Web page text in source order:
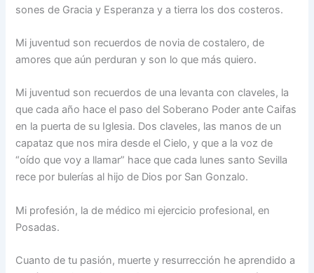
sones de Gracia y Esperanza y a tierra los dos costeros.
Mi juventud son recuerdos de novia de costalero, de
amores que aún perduran y son lo que más quiero.
Mi juventud son recuerdos de una levanta con claveles, la
que cada año hace el paso del Soberano Poder ante Caifas
en la puerta de su Iglesia. Dos claveles, las manos de un
capataz que nos mira desde el Cielo, y que a la voz de
“oído que voy a llamar” hace que cada lunes santo Sevilla
rece por bulerías al hijo de Dios por San Gonzalo.
Mi profesión, la de médico mi ejercicio profesional, en
Posadas.
Cuanto de tu pasión, muerte y resurrección he aprendido a